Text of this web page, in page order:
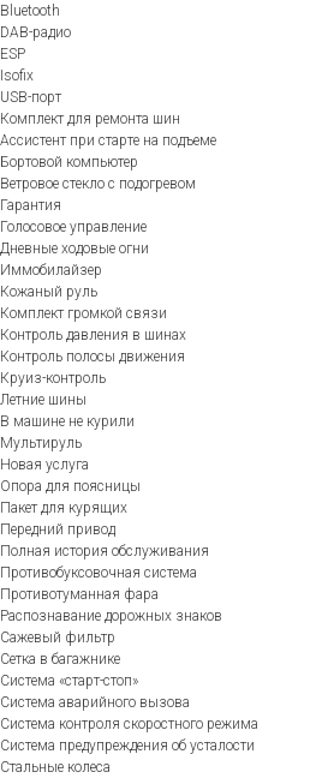
Bluetooth
DAB-радио
ESP
Isofix
USB-порт
Комплект для ремонта шин
Ассистент при старте на подъеме
Бортовой компьютер
Ветровое стекло с подогревом
Гарантия
Голосовое управление
Дневные ходовые огни
Иммобилайзер
Кожаный руль
Комплект громкой связи
Контроль давления в шинах
Контроль полосы движения
Круиз-контроль
Летние шины
В машине не курили
Мультируль
Новая услуга
Опора для поясницы
Пакет для курящих
Передний привод
Полная история обслуживания
Противобуксовочная система
Противотуманная фара
Распознавание дорожных знаков
Сажевый фильтр
Сетка в багажнике
Система «старт-стоп»
Система аварийного вызова
Система контроля скоростного режима
Система предупреждения об усталости
Стальные колеса